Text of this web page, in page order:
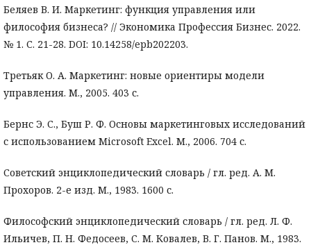
Беляев В. И. Маркетинг: функция управления или
философия бизнеса? // Экономика Профессия Бизнес. 2022.
№ 1. С. 21-28. DOI: 10.14258/epb202203.
Третьяк О. А. Маркетинг: новые ориентиры модели
управления. М., 2005. 403 с.
Бернс Э. С., Буш Р. Ф. Основы маркетинговых исследований
с использованием Microsoft Excel. М., 2006. 704 с.
Советский энциклопедический словарь / гл. ред. А. М.
Прохоров. 2-е изд. М., 1983. 1600 с.
Философский энциклопедический словарь / гл. ред. Л. Ф.
Ильичев, П. Н. Федосеев, С. М. Ковалев, В. Г. Панов. М., 1983.